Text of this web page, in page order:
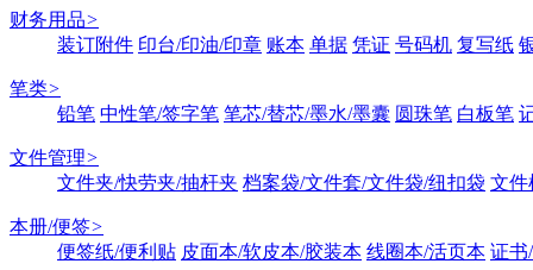
财务用品>
装订附件 印台/印油/印章 账本 单据 凭证 号码机 复写纸
笔类>
铅笔 中性笔/签字笔 笔芯/替芯/墨水/墨囊 圆珠笔 白板笔
文件管理>
文件夹/快劳夹/抽杆夹 档案袋/文件套/文件袋/纽扣袋 文件
本册/便签>
便签纸/便利贴 皮面本/软皮本/胶装本 线圈本/活页本 证书